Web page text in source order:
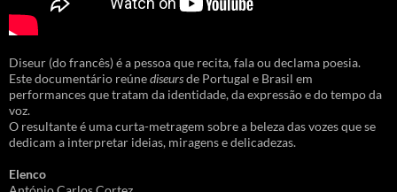
Diseur (do francês) é a pessoa que recita, fala ou declama poesia.
Este documentário reúnediseursde Portugal e Brasil em
performances que tratam da identidade, da expressão e do tempo da
voz.
O resultante é uma curta-metragem sobre a beleza das vozes que se
dedicam a interpretar ideias, miragens e delicadezas.
Elenco